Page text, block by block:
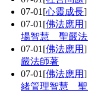
07-01 [心靈成長
07-01 [佛法應用
場智慧 聖嚴
07-01 [佛法應用
嚴法師著
07-01 [佛法應用
緒管理智慧